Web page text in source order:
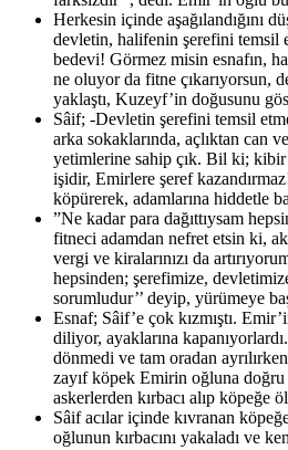
Herkesin içinde aşağılandığını
devletin, halifenin şerefini temsil
bedevi! Görmez misin esnafın,
ne oluyor da fitne çıkarıyorsun,
yaklaştı, Kuzeyf’in doğusunu
Sâif; -Devletin şerefini temsil
arka sokaklarında, açlıktan can
yetimlerine sahip çık. Bil ki; kibir
işidir, Emirlere şeref
köpürerek, adamlarına hiddetle
”Ne kadar para dağıttıysam
fitneci adamdan nefret etsin ki,
vergi ve kiralarınızı da
hepsinden; şerefimize,
sorumludur’’ deyip, yürümeye
Esnaf; Sâif’e çok kızmıştı.
diliyor, ayaklarına
dönmedi ve tam oradan
zayıf köpek Emirin oğluna doğru
askerlerden kırbacı alıp köpeğe
Sâif acılar içinde kıvranan
oğlunun kırbacını yakaladı ve